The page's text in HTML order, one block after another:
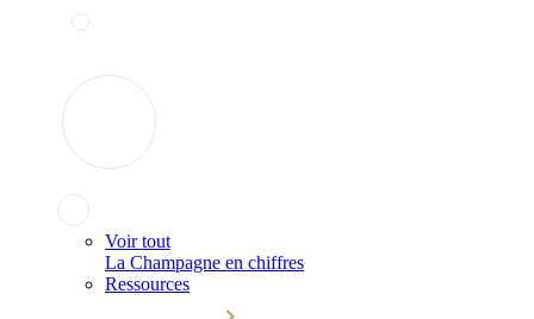
Voir tout
La Champagne en chiffres
Ressources